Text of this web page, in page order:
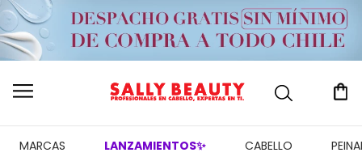
MARCAS LANZAMIENTOS✨ CABELLO